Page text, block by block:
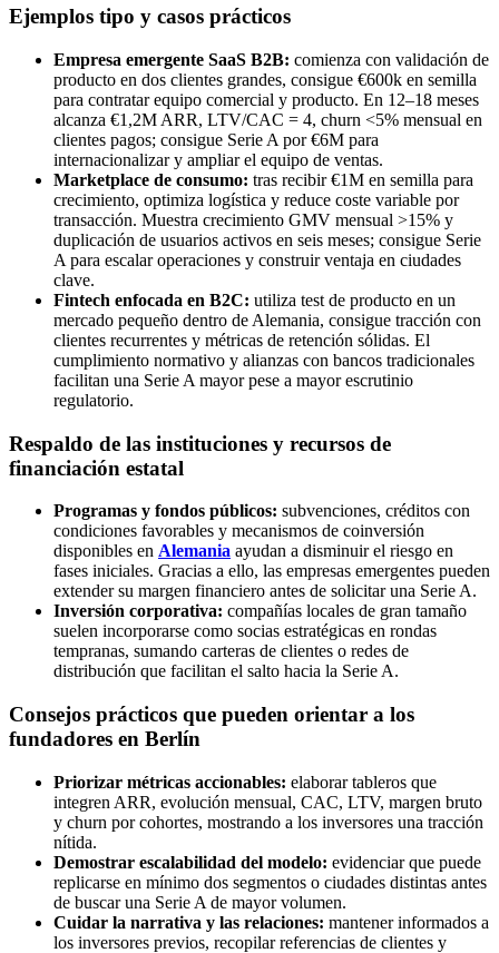
Ejemplos tipo y casos prácticos
Empresa emergente SaaS B2B: comienza con validación de
producto en dos clientes grandes, consigue €600k en semilla
para contratar equipo comercial y producto. En 12–18 meses
alcanza €1,2M ARR, LTV/CAC = 4, churn <5% mensual en
clientes pagos; consigue Serie A por €6M para
internacionalizar y ampliar el equipo de ventas.
Marketplace de consumo: tras recibir €1M en semilla para
crecimiento, optimiza logística y reduce coste variable por
transacción. Muestra crecimiento GMV mensual >15% y
duplicación de usuarios activos en seis meses; consigue Serie
A para escalar operaciones y construir ventaja en ciudades
clave.
Fintech enfocada en B2C: utiliza test de producto en un
mercado pequeño dentro de Alemania, consigue tracción con
clientes recurrentes y métricas de retención sólidas. El
cumplimiento normativo y alianzas con bancos tradicionales
facilitan una Serie A mayor pese a mayor escrutinio
regulatorio.
Respaldo de las instituciones y recursos de
financiación estatal
Programas y fondos públicos: subvenciones, créditos con
condiciones favorables y mecanismos de coinversión
disponibles en Alemania ayudan a disminuir el riesgo en
fases iniciales. Gracias a ello, las empresas emergentes pueden
extender su margen financiero antes de solicitar una Serie A.
Inversión corporativa: compañías locales de gran tamaño
suelen incorporarse como socias estratégicas en rondas
tempranas, sumando carteras de clientes o redes de
distribución que facilitan el salto hacia la Serie A.
Consejos prácticos que pueden orientar a los
fundadores en Berlín
Priorizar métricas accionables: elaborar tableros que
integren ARR, evolución mensual, CAC, LTV, margen bruto
y churn por cohortes, mostrando a los inversores una tracción
nítida.
Demostrar escalabilidad del modelo: evidenciar que puede
replicarse en mínimo dos segmentos o ciudades distintas antes
de buscar una Serie A de mayor volumen.
Cuidar la narrativa y las relaciones: mantener informados a
los inversores previos, recopilar referencias de clientes y